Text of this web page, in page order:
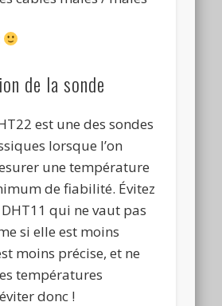
de la sonde
est une des sondes
lorsque l’on
une température
de fiabilité. Évitez
qui ne vaut pas
si elle est moins
moins précise, et ne
températures
donc !